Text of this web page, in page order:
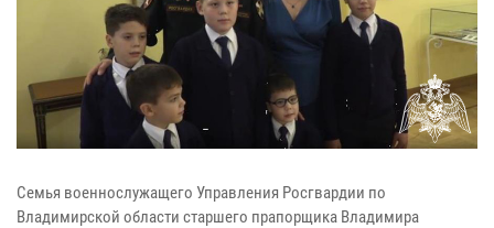
Семья военнослужащего Управления Росгвардии по
Владимирской области старшего прапорщика Владимира